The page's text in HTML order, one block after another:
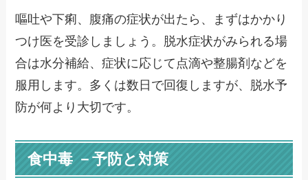
嘔吐や下痢、腹痛の症状が出たら、まずはかかり
つけ医を受診しましょう。脱水症状がみられる場
合は水分補給、症状に応じて点滴や整腸剤などを
服用します。多くは数日で回復しますが、脱水予
防が何より大切です。
食中毒 －予防と対策